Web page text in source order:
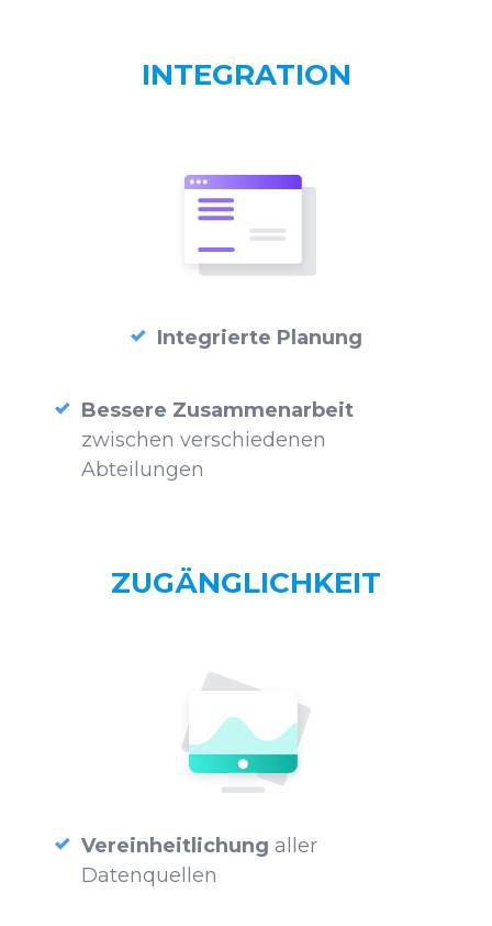
INTEGRATION
Integrierte Planung
Bessere Zusammenarbeit
zwischen verschiedenen
Abteilungen
ZUGÄNGLICHKEIT
Vereinheitlichung aller
Datenquellen